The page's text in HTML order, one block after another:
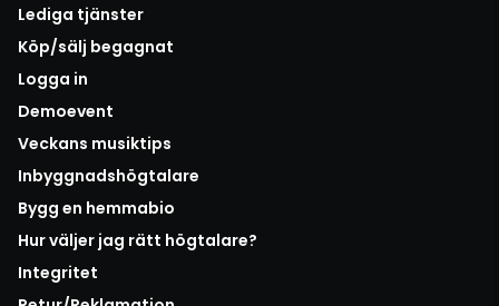
Lediga tjänster
Köp/sälj begagnat
Logga in
Demoevent
Veckans musiktips
Inbyggnadshögtalare
Bygg en hemmabio
Hur väljer jag rätt högtalare?
Integritet